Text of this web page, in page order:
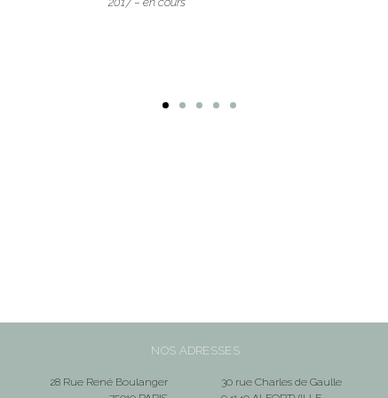
NOS ADRESSES
28 Rue René Boulanger
30 rue Charles de Gaulle